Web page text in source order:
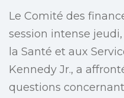
Le Comité des
session intense
la Santé et aux
Kennedy Jr., a
questions